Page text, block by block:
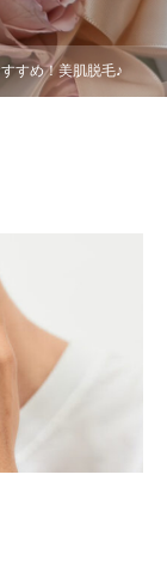
すめ！美肌脱毛♪